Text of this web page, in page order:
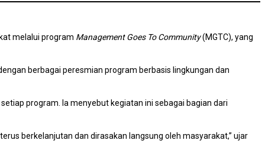
melalui program Management Goes To Community(MGTC), yang
berbagai peresmian program berbasis lingkungan dan
program. Ia menyebut kegiatan ini sebagai bagian dari
berkelanjutan dan dirasakan langsung oleh masyarakat,” ujar